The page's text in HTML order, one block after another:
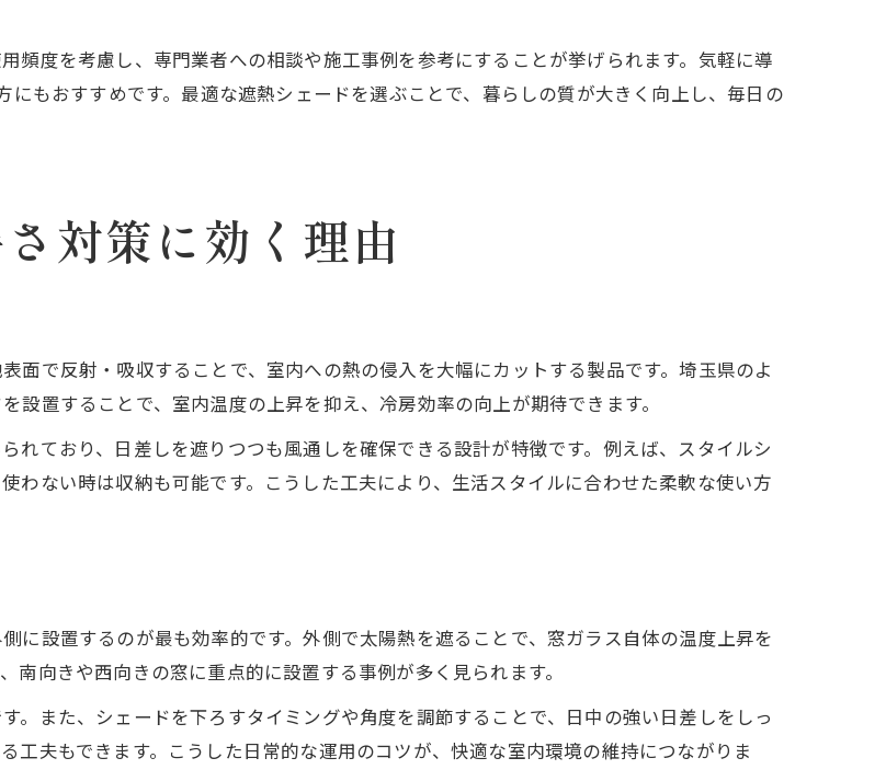
頻度を考慮し、専門業者への相談や施工事例を参考にすることが挙げられます。気軽に導
もおすすめです。最適な遮熱シェードを選ぶことで、暮らしの質が大きく向上し、毎日の
対策に効く理由
面で反射・吸収することで、室内への熱の侵入を大幅にカットする製品です。埼玉県のよ
設置することで、室内温度の上昇を抑え、冷房効率の向上が期待できます。
れており、日差しを遮りつつも風通しを確保できる設計が特徴です。例えば、スタイルシ
わない時は収納も可能です。こうした工夫により、生活スタイルに合わせた柔軟な使い方
に設置するのが最も効率的です。外側で太陽熱を遮ることで、窓ガラス自体の温度上昇を
向きや西向きの窓に重点的に設置する事例が多く見られます。
。また、シェードを下ろすタイミングや角度を調節することで、日中の強い日差しをしっ
工夫もできます。こうした日常的な運用のコツが、快適な室内環境の維持につながりま